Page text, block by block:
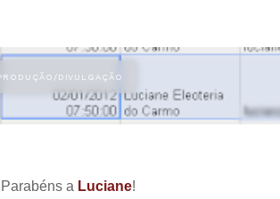
Parabéns a Luciane!